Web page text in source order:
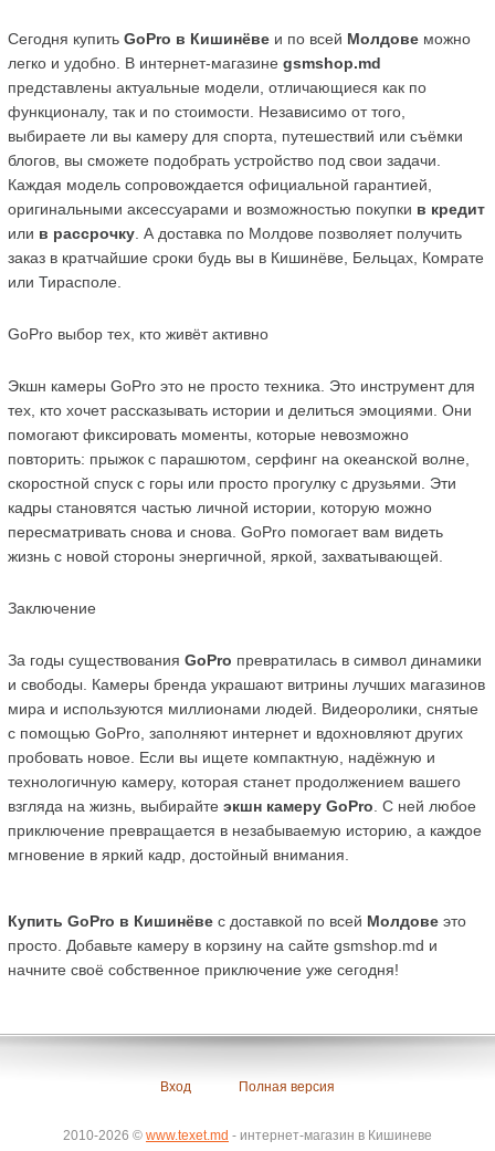
Сегодня купить GoPro в Кишинёве и по всей Молдове можно
легко и удобно. В интернет-магазине gsmshop.md
представлены актуальные модели, отличающиеся как по
функционалу, так и по стоимости. Независимо от того,
выбираете ли вы камеру для спорта, путешествий или съёмки
блогов, вы сможете подобрать устройство под свои задачи.
Каждая модель сопровождается официальной гарантией,
оригинальными аксессуарами и возможностью покупки в кредит
или в рассрочку . А доставка по Молдове позволяет получить
заказ в кратчайшие сроки будь вы в Кишинёве, Бельцах, Комрате
или Тирасполе.
GoPro выбор тех, кто живёт активно
Экшн камеры GoPro это не просто техника. Это инструмент для
тех, кто хочет рассказывать истории и делиться эмоциями. Они
помогают фиксировать моменты, которые невозможно
повторить: прыжок с парашютом, серфинг на океанской волне,
скоростной спуск с горы или просто прогулку с друзьями. Эти
кадры становятся частью личной истории, которую можно
пересматривать снова и снова. GoPro помогает вам видеть
жизнь с новой стороны энергичной, яркой, захватывающей.
Заключение
За годы существования GoPro превратилась в символ динамики
и свободы. Камеры бренда украшают витрины лучших магазинов
мира и используются миллионами людей. Видеоролики, снятые
с помощью GoPro, заполняют интернет и вдохновляют других
пробовать новое. Если вы ищете компактную, надёжную и
технологичную камеру, которая станет продолжением вашего
взгляда на жизнь, выбирайте экшн камеру GoPro . С ней любое
приключение превращается в незабываемую историю, а каждое
мгновение в яркий кадр, достойный внимания.
Купить GoPro в Кишинёве с доставкой по всей Молдове это
просто. Добавьте камеру в корзину на сайте gsmshop.md и
начните своё собственное приключение уже сегодня!
Вход Полная версия
2010-2026 © www.texet.md - интернет-магазин в Кишиневе